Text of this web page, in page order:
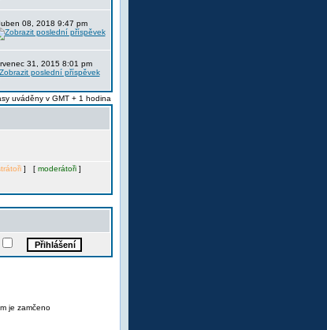
08, 2018 9:47 pm
31, 2015 8:01 pm
uváděny v GMT + 1 hodina
] [ moderátoři ]
je zamčeno